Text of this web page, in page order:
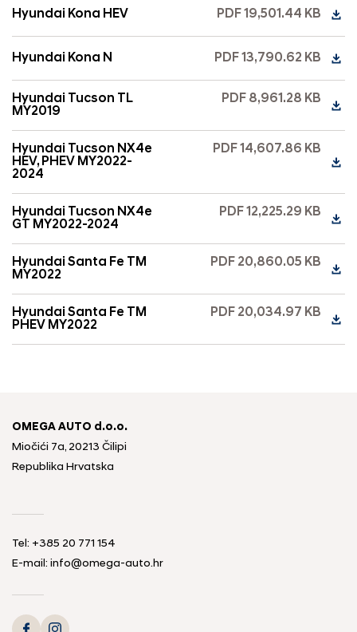
Hyundai Kona HEV PDF 19,501.44 KB
Hyundai Kona N PDF 13,790.62 KB
Hyundai Tucson TL
MY2019
PDF 8,961.28 KB
Hyundai Tucson NX4e
HEV, PHEV MY2022-
2024
PDF 14,607.86 KB
Hyundai Tucson NX4e
GT MY2022-2024
PDF 12,225.29 KB
Hyundai Santa Fe TM
MY2022
PDF 20,860.05 KB
Hyundai Santa Fe TM
PHEV MY2022
PDF 20,034.97 KB
OMEGA AUTO d.o.o.
Miočići 7a, 20213 Čilipi
Republika Hrvatska
Tel: +385 20 771 154
E-mail: info@omega-auto.hr